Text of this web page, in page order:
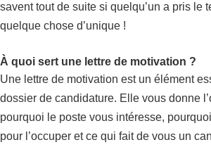
savent tout de suite si quelqu’un a pris le
quelque chose d’unique !
À quoi sert une lettre de motivation ?
Une lettre de motivation est un élément
dossier de candidature. Elle vous donne
pourquoi le poste vous intéresse,
pour l’occuper et ce qui fait de vous un